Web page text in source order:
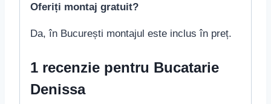
Oferiți montaj gratuit?
Da, în București montajul este inclus în preț.
1 recenzie pentru Bucatarie
Denissa